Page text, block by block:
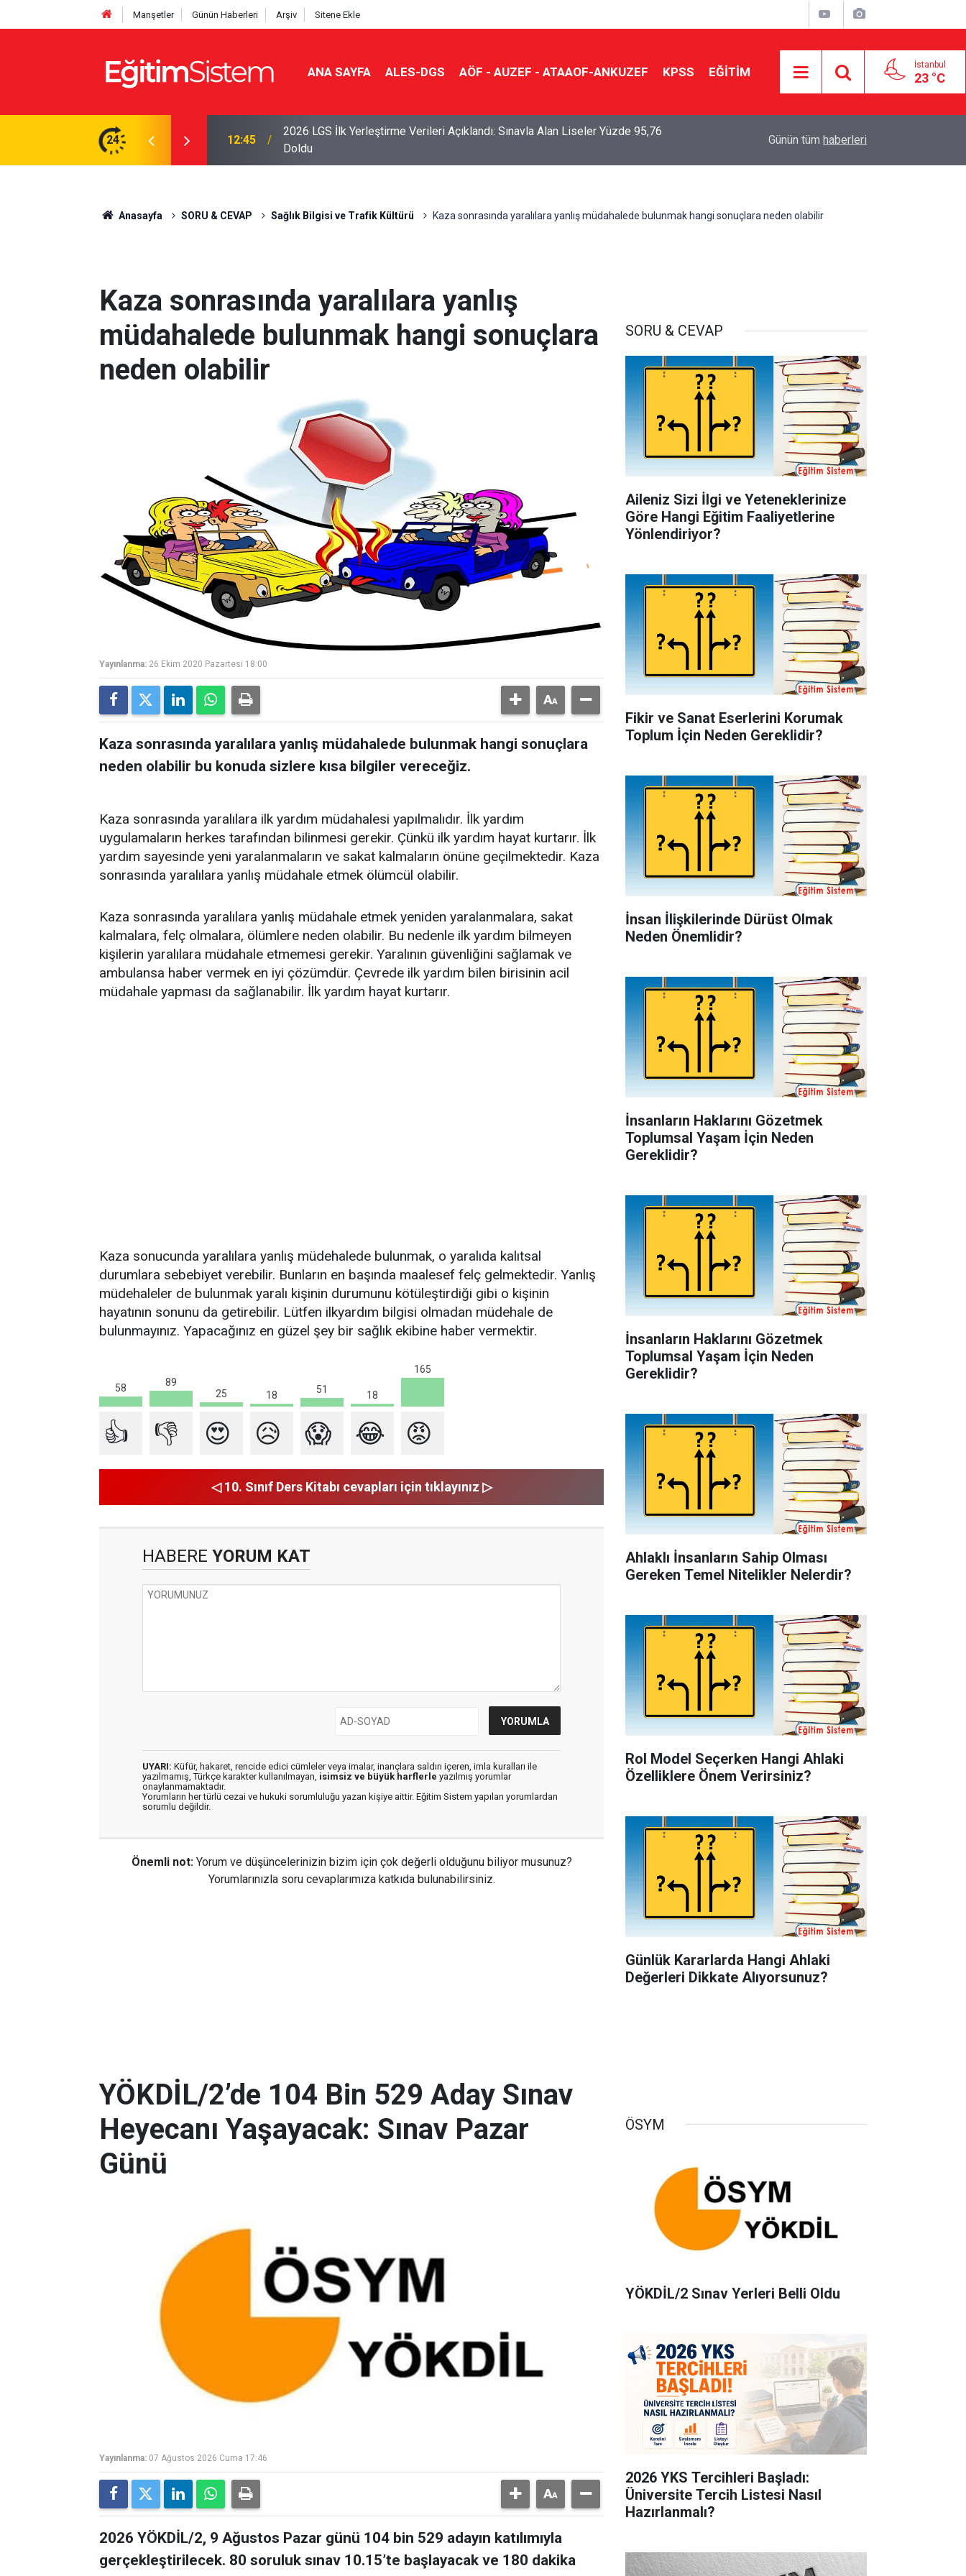
Manşetler Günün Haberleri Arşiv Sitene Ekle
ANA SAYFA ALES-DGS AÖF - AUZEF - ATAAOF-ANKUZEF KPSS EĞİTİM İstanbul
23 °C
24
Belli Oldu: İki Program 500 Puanla
12:45
2026 LGS İlk Yerleştirme Verileri Açıklandı: Sınavla Alan Liseler Yüzde 95,76
Doldu
Tercihine Yerleşti
Günün tüm haberleri
Anasayfa SORU & CEVAP Sağlık Bilgisi ve Trafik Kültürü Kaza sonrasında yaralılara yanlış müdahalede bulunmak hangi sonuçlara neden olabilir
Kaza sonrasında yaralılara yanlış
müdahalede bulunmak hangi sonuçlara
neden olabilir
Yayınlanma: 26 Ekim 2020 Pazartesi 18:00
Kaza sonrasında yaralılara yanlış müdahalede bulunmak hangi sonuçlara
neden olabilir bu konuda sizlere kısa bilgiler vereceğiz.
Kaza sonrasında yaralılara ilk yardım müdahalesi yapılmalıdır. İlk yardım
uygulamaların herkes tarafından bilinmesi gerekir. Çünkü ilk yardım hayat kurtarır. İlk
yardım sayesinde yeni yaralanmaların ve sakat kalmaların önüne geçilmektedir. Kaza
sonrasında yaralılara yanlış müdahale etmek ölümcül olabilir.
Kaza sonrasında yaralılara yanlış müdahale etmek yeniden yaralanmalara, sakat
kalmalara, felç olmalara, ölümlere neden olabilir. Bu nedenle ilk yardım bilmeyen
kişilerin yaralılara müdahale etmemesi gerekir. Yaralının güvenliğini sağlamak ve
ambulansa haber vermek en iyi çözümdür. Çevrede ilk yardım bilen birisinin acil
müdahale yapması da sağlanabilir. İlk yardım hayat kurtarır.
Kaza sonucunda yaralılara yanlış müdehalede bulunmak, o yaralıda kalıtsal
durumlara sebebiyet verebilir. Bunların en başında maalesef felç gelmektedir. Yanlış
müdehaleler de bulunmak yaralı kişinin durumunu kötüleştirdiği gibi o kişinin
hayatının sonunu da getirebilir. Lütfen ilkyardım bilgisi olmadan müdehale de
bulunmayınız. Yapacağınız en güzel şey bir sağlık ekibine haber vermektir.
58
89
25
18 51 18
165
👍 👎 😍 😥 😱 😂 😡
◁ 10. Sınıf Ders Kitabı cevapları için tıklayınız ▷
HABERE YORUM KAT
UYARI: Küfür, hakaret, rencide edici cümleler veya imalar, inançlara saldırı içeren, imla kuralları ile
yazılmamış, Türkçe karakter kullanılmayan, isimsiz ve büyük harflerle yazılmış yorumlar
onaylanmamaktadır.
Yorumların her türlü cezai ve hukuki sorumluluğu yazan kişiye aittir. Eğitim Sistem yapılan yorumlardan
sorumlu değildir.
Önemli not: Yorum ve düşüncelerinizin bizim için çok değerli olduğunu biliyor musunuz?
Yorumlarınızla soru cevaplarımıza katkıda bulunabilirsiniz.
SORU & CEVAP
Aileniz Sizi İlgi ve Yeteneklerinize
Göre Hangi Eğitim Faaliyetlerine
Yönlendiriyor?
Fikir ve Sanat Eserlerini Korumak
Toplum İçin Neden Gereklidir?
İnsan İlişkilerinde Dürüst Olmak
Neden Önemlidir?
İnsanların Haklarını Gözetmek
Toplumsal Yaşam İçin Neden
Gereklidir?
İnsanların Haklarını Gözetmek
Toplumsal Yaşam İçin Neden
Gereklidir?
Ahlaklı İnsanların Sahip Olması
Gereken Temel Nitelikler Nelerdir?
Rol Model Seçerken Hangi Ahlaki
Özelliklere Önem Verirsiniz?
Günlük Kararlarda Hangi Ahlaki
Değerleri Dikkate Alıyorsunuz?
YÖKDİL/2’de 104 Bin 529 Aday Sınav
Heyecanı Yaşayacak: Sınav Pazar
Günü
Yayınlanma: 07 Ağustos 2026 Cuma 17:46
2026 YÖKDİL/2, 9 Ağustos Pazar günü 104 bin 529 adayın katılımıyla
gerçekleştirilecek. 80 soruluk sınav 10.15’te başlayacak ve 180 dakika
ÖSYM
YÖKDİL/2 Sınav Yerleri Belli Oldu
2026 YKS Tercihleri Başladı:
Üniversite Tercih Listesi Nasıl
Hazırlanmalı?